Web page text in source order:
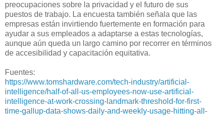
preocupaciones sobre la privacidad y el futuro de sus
puestos de trabajo. La encuesta también señala que las
empresas están invirtiendo fuertemente en formación para
ayudar a sus empleados a adaptarse a estas tecnologías,
aunque aún queda un largo camino por recorrer en términos
de accesibilidad y capacitación equitativa.
Fuentes:
https://www.tomshardware.com/tech-industry/artificial-
intelligence/half-of-all-us-employees-now-use-artificial-
intelligence-at-work-crossing-landmark-threshold-for-first-
time-gallup-data-shows-daily-and-weekly-usage-hitting-all-